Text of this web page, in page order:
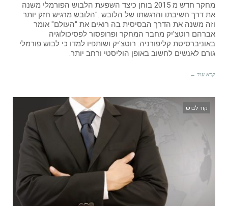
מחקר חדש מ 2015 בוחן כיצד השפעת הלבוש הפורמלי משנה
את דרך חשיבתו והרגשתו של הלובש ."הלובש מרגיש חזק יותר
וזה משנה את הדרך הבסיסית בה רואים את "העולם" אומר
אברהם רוטצ'יק מחבר המחקר ופרופסור לפסיכולוגיה
באוניברסיטת קליפורניה. רוטצ'יק ושותפיו למדו כי לבוש פורמלי
גורם לאנשים לחשוב באופן הוליסטי ורחב יותר.
קרא עוד ←
קוד לבוש